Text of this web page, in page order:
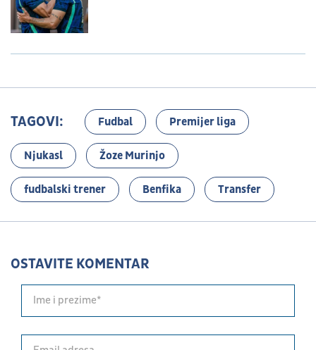
TAGOVI: Fudbal Premijer liga
Njukasl Žoze Murinjo
fudbalski trener Benfika Transfer
OSTAVITE KOMENTAR